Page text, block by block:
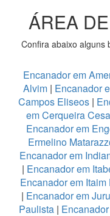
ÁREA
Confira abaixo alguns
Encanador em
Alvim | Encanador
Campos Eliseos |
em Cerqueira
Encanador em
Ermelino
Encanador em
| Encanador em
Encanador em
| Encanador em
Paulista |